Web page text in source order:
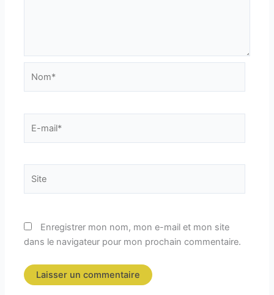
mail*
Enregistrer mon nom, mon e-mail et mon site
dans le navigateur pour mon prochain commentaire.